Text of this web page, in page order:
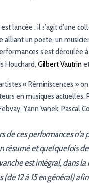
lancée : il s’agit d’une
un poète, un
s’est déroulée
Houchard,Gilbert Vautrin
« Réminiscences »
en musiques actuelles.
Yann Vanek, Pascal
ces performances n’a
résumé et quelquefois
est intégral, dans
12 à 15 en général)